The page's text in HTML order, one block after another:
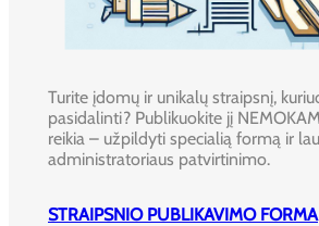
Turite įdomų ir unikalų straipsnį,
pasidalinti? Publikuokite jį
reikia – užpildyti specialią formą ir
administratoriaus patvirtinimo.
STRAIPSNIO PUBLIKAVIMO FORMA